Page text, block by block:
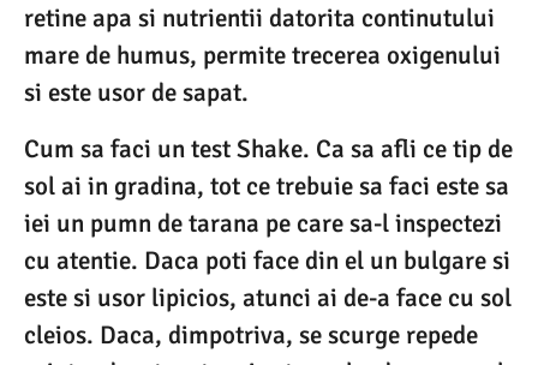
retine apa si nutrientii datorita continutului
mare de humus, permite trecerea oxigenului
si este usor de sapat.
Cum sa faci un test Shake. Ca sa afli ce tip de
sol ai in gradina, tot ce trebuie sa faci este sa
iei un pumn de tarana pe care sa-l inspectezi
cu atentie. Daca poti face din el un bulgare si
este si usor lipicios, atunci ai de-a face cu sol
cleios. Daca, dimpotriva, se scurge repede